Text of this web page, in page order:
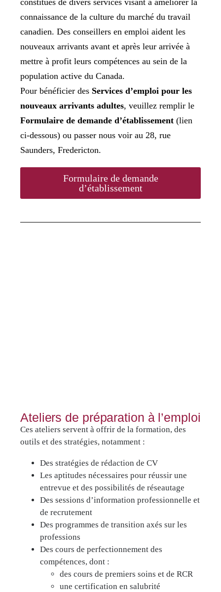
connaissance de la culture du marché du travail
canadien. Des conseillers en emploi aident les
nouveaux arrivants avant et après leur arrivée à
mettre à profit leurs compétences au sein de la
population active du Canada.
Pour bénéficier des Services d’emploi pour les
nouveaux arrivants adultes, veuillez remplir le
Formulaire de demande d’établissement (lien
ci-dessous) ou passer nous voir au 28, rue
Saunders, Fredericton.
Formulaire de demande
d’établissement
Ateliers de préparation à l’emploi
Ces ateliers servent à offrir de la formation, des
outils et des stratégies, notamment :
Des stratégies de rédaction de CV
Les aptitudes nécessaires pour réussir une
entrevue et des possibilités de réseautage
Des sessions d’information professionnelle et
de recrutement
Des programmes de transition axés sur les
professions
Des cours de perfectionnement des
compétences, dont :
des cours de premiers soins et de RCR
une certification en salubrité